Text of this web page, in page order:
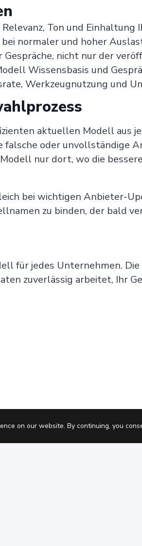
on our website. By continuing, you
Ton und Einhaltung
normaler und hoher
Gespräche, nicht nur der
Wissensbasis und
Werkzeugnutzung und
aktuellen Modell aus
falsche oder unvollständige
nur dort, wo die
bei wichtigen Anbieter-
zu binden, der bald
für jedes Unternehmen.
zuverlässig arbeitet, Ihr